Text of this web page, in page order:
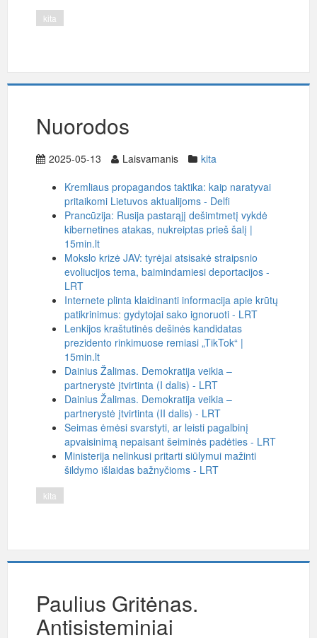
kita
Nuorodos
2025-05-13 Laisvamanis
kita
Kremliaus propagandos taktika: kaip naratyvai
pritaikomi Lietuvos aktualijoms - Delfi
Prancūzija: Rusija pastarąjį dešimtmetį vykdė
kibernetines atakas, nukreiptas prieš šalį |
15min.lt
Mokslo krizė JAV: tyrėjai atsisakė straipsnio
evoliucijos tema, baimindamiesi deportacijos -
LRT
Internete plinta klaidinanti informacija apie krūtų
patikrinimus: gydytojai sako ignoruoti - LRT
Lenkijos kraštutinės dešinės kandidatas
prezidento rinkimuose remiasi „TikTok“ |
15min.lt
Dainius Žalimas. Demokratija veikia –
partnerystė įtvirtinta (I dalis) - LRT
Dainius Žalimas. Demokratija veikia –
partnerystė įtvirtinta (II dalis) - LRT
Seimas ėmėsi svarstyti, ar leisti pagalbinį
apvaisinimą nepaisant šeiminės padėties - LRT
Ministerija nelinkusi pritarti siūlymui mažinti
šildymo išlaidas bažnyčioms - LRT
kita
Paulius Gritėnas.
Antisisteminiai